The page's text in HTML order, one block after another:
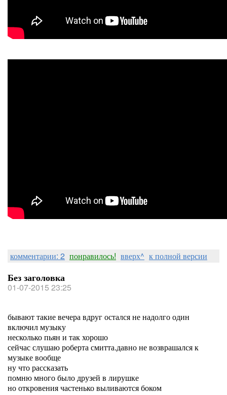
комментарии: 2 понравилось! вверх^ к полной версии
Без заголовка
01-07-2015 23:25
бывают такие вечера вдруг остался не надолго один
включил музыку
несколько пьян и так хорошо
сейчас слушаю роберта смитта.давно не возврашался к
музыке вообще
ну что рассказать
помню много было друзей в лирушке
но откровения частенько выливаются боком